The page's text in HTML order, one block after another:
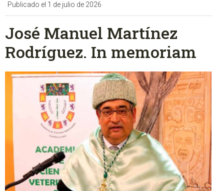
Publicado el 1 de julio de 2026
José Manuel Martínez
Rodríguez. In memoriam